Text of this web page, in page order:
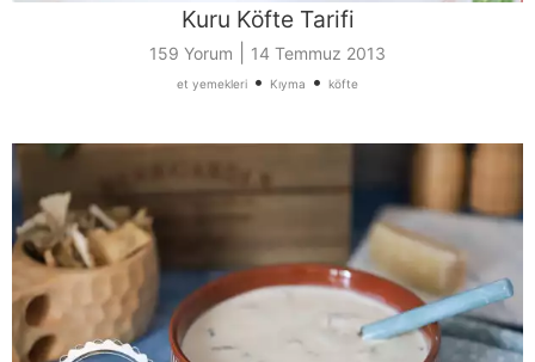
Kuru Köfte Tarifi
159 Yorum 14 Temmuz 2013
et yemekleri • Kıyma • köfte